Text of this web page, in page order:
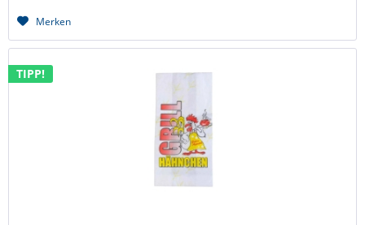
Merken
TIPP!